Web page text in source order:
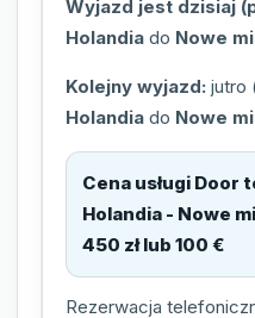
Wyjazd jest dzisiaj
Holandia do Nowe
Kolejny wyjazd: jutro
Holandia do Nowe
Cena usługi Door
Holandia - Nowe
450 zł lub 100 €
Rezerwacja